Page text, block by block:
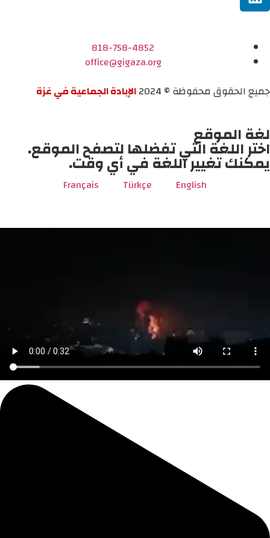
818-758-4852
office@gigaza.org
جميع الحقوق محفوظة © 2024
الإبادة الجماعية في غزة
لغة الموقع
اختر اللغة التي تفضلها لتصفح الموقع.
يمكنك تغيير اللغة في أي وقت.
English
Türkçe
Français